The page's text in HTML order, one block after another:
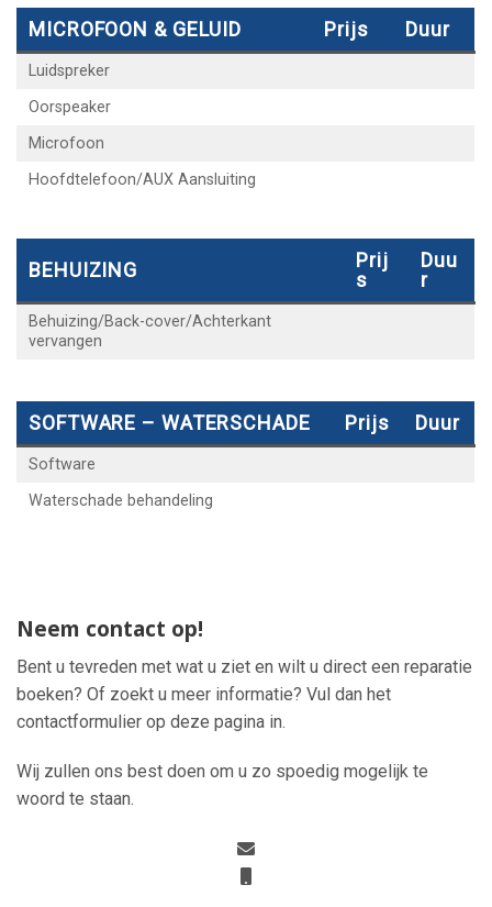
MICROFOON & GELUID Prijs Duur
Luidspreker
Oorspeaker
Microfoon
Hoofdtelefoon/AUX Aansluiting
BEHUIZING
Prij
S
Duu
R
Behuizing/Back-cover/Achterkant
vervangen
SOFTWARE – WATERSCHADE Prijs Duur
Software
Waterschade behandeling
Neem contact op!
Bent u tevreden met wat u ziet en wilt u direct een reparatie
boeken? Of zoekt u meer informatie? Vul dan het
contactformulier op deze pagina in.
Wij zullen ons best doen om u zo spoedig mogelijk te
woord te staan.